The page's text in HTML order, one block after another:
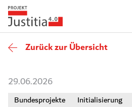
Zurück zur Übersicht
29.06.2026
Bundesprojekte Initialisierung